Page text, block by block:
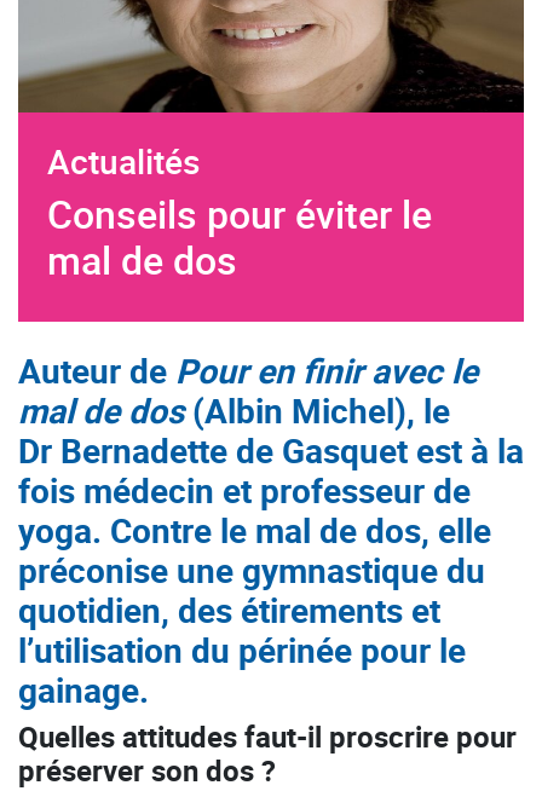
Actualités
Conseils pour éviter le
mal de dos
Auteur de Pour en finir avec le
mal de dos(Albin Michel), le
Dr Bernadette de Gasquet est à la
fois médecin et professeur de
yoga. Contre le mal de dos, elle
préconise une gymnastique du
quotidien, des étirements et
l’utilisation du périnée pour le
gainage.
Quelles attitudes faut-il proscrire pour
préserver son dos ?